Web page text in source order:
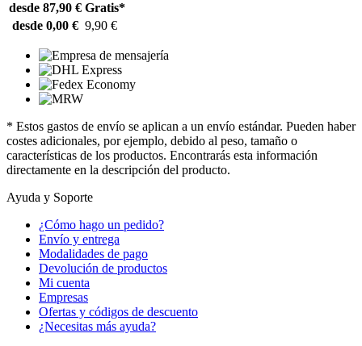
desde 87,90 € Gratis*
desde 0,00 € 9,90 €
* Estos gastos de envío se aplican a un envío estándar. Pueden haber
costes adicionales, por ejemplo, debido al peso, tamaño o
características de los productos. Encontrarás esta información
directamente en la descripción del producto.
Ayuda y Soporte
¿Cómo hago un pedido?
Envío y entrega
Modalidades de pago
Devolución de productos
Mi cuenta
Empresas
Ofertas y códigos de descuento
¿Necesitas más ayuda?